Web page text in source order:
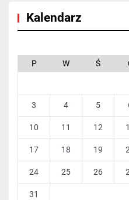
Kalendarz
P W Ś
3 4 5
10 11 12
17 18 19
24 25 26
31